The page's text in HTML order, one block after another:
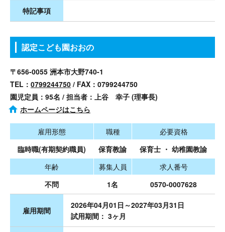
特記事項
認定こども園おおの
〒656-0055 洲本市大野740-1
TEL： 0799244750 / FAX：0799244750
園児定員：95名 / 担当者：上谷 幸子 (理事長)
ホームページはこちら
雇用形態 職種
必要資格
臨時職(有期契約職員)
保育教諭
保育士 ・ 幼稚園教諭
年齢
募集人員
求人番号
不問
1名 0570-0007628
雇用期間
2026年04月01日～2027年03月31日
試用期間： 3ヶ月